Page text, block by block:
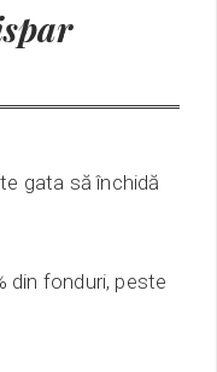
gata să închidă
din fonduri, peste